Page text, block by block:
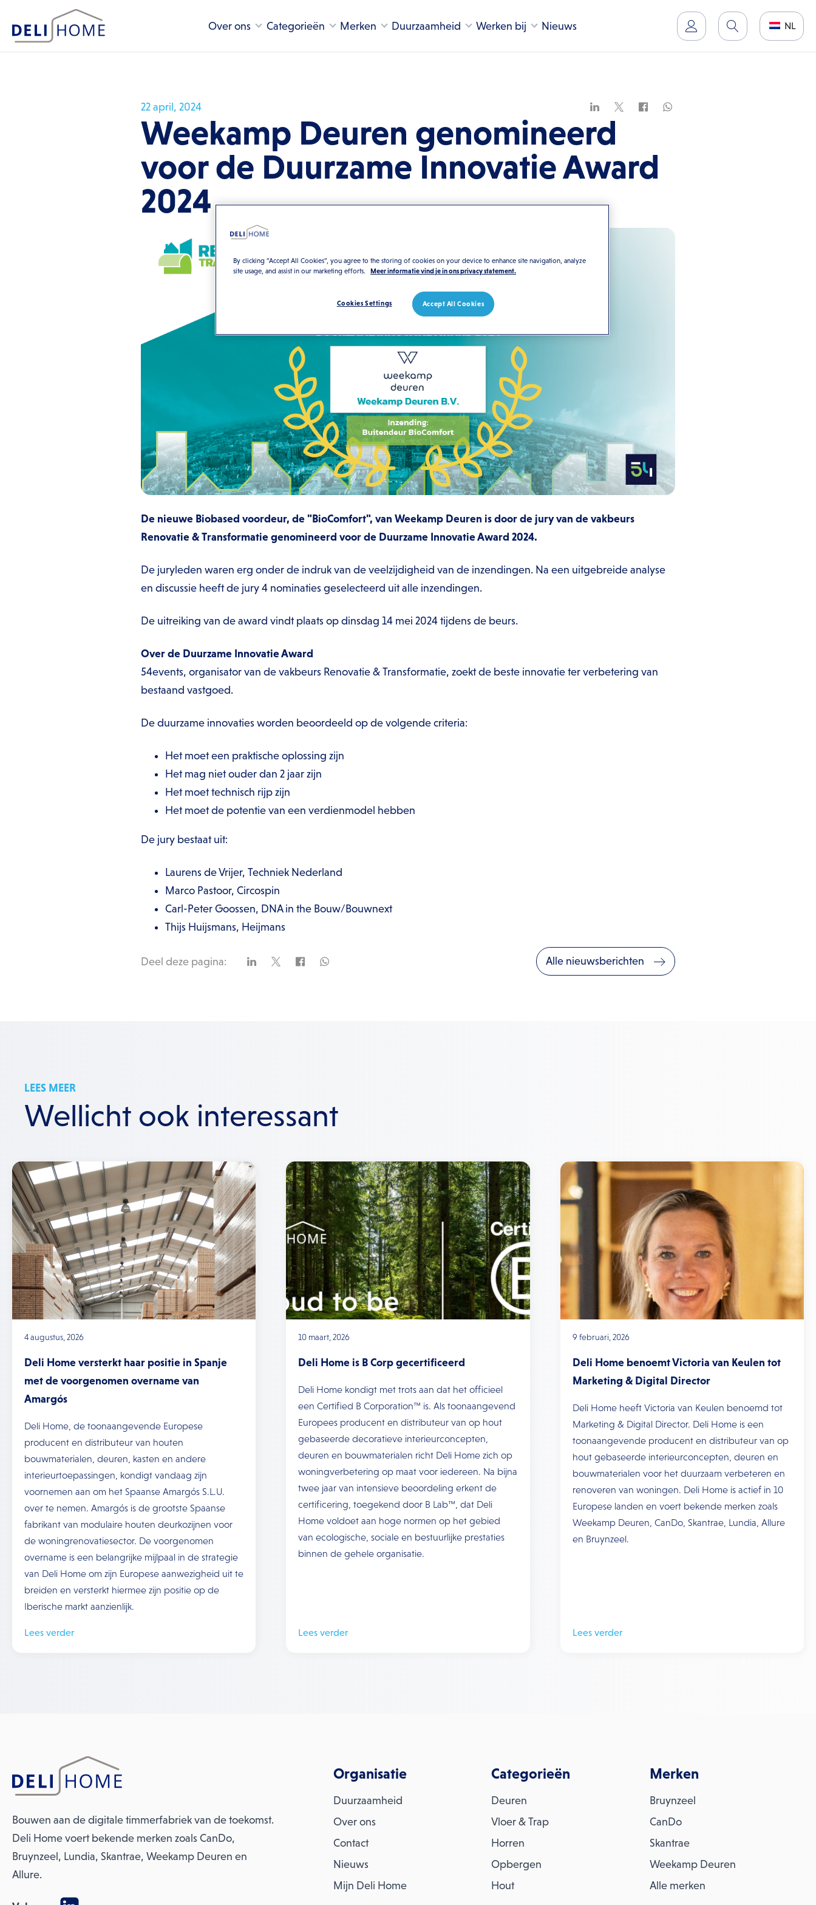
Over ons Categorieën Merken Duurzaamheid Werken bij Nieuws NL
22 april, 2024
Weekamp Deuren genomineerd
voor de Duurzame Innovatie Award
2024
De nieuwe Biobased voordeur, de "BioComfort", van Weekamp Deuren is door de jury van de vakbeurs
Renovatie & Transformatie genomineerd voor de Duurzame Innovatie Award 2024.
De juryleden waren erg onder de indruk van de veelzijdigheid van de inzendingen. Na een uitgebreide analyse
en discussie heeft de jury 4 nominaties geselecteerd uit alle inzendingen.
De uitreiking van de award vindt plaats op dinsdag 14 mei 2024 tijdens de beurs.
Over de Duurzame Innovatie Award
54events, organisator van de vakbeurs Renovatie & Transformatie, zoekt de beste innovatie ter verbetering van
bestaand vastgoed.
De duurzame innovaties worden beoordeeld op de volgende criteria:
Het moet een praktische oplossing zijn
Het mag niet ouder dan 2 jaar zijn
Het moet technisch rijp zijn
Het moet de potentie van een verdienmodel hebben
De jury bestaat uit:
Laurens de Vrijer, Techniek Nederland
Marco Pastoor, Circospin
Carl-Peter Goossen, DNA in the Bouw/Bouwnext
Thijs Huijsmans, Heijmans
Deel deze pagina: Alle nieuwsberichten
LEES MEER
Wellicht ook interessant
4 augustus, 2026
Deli Home versterkt haar positie in Spanje
met de voorgenomen overname van
Amargós
Deli Home, de toonaangevende Europese
producent en distributeur van houten
bouwmaterialen, deuren, kasten en andere
interieurtoepassingen, kondigt vandaag zijn
voornemen aan om het Spaanse Amargós S.L.U.
over te nemen. Amargós is de grootste Spaanse
fabrikant van modulaire houten deurkozijnen voor
de woningrenovatiesector. De voorgenomen
overname is een belangrijke mijlpaal in de strategie
van Deli Home om zijn Europese aanwezigheid uit te
breiden en versterkt hiermee zijn positie op de
Iberische markt aanzienlijk.
Lees verder
10 maart, 2026
Deli Home is B Corp gecertificeerd
Deli Home kondigt met trots aan dat het officieel
een Certified B Corporation™ is. Als toonaangevend
Europees producent en distributeur van op hout
gebaseerde decoratieve interieurconcepten,
deuren en bouwmaterialen richt Deli Home zich op
woningverbetering op maat voor iedereen. Na bijna
twee jaar van intensieve beoordeling erkent de
certificering, toegekend door B Lab™, dat Deli
Home voldoet aan hoge normen op het gebied
van ecologische, sociale en bestuurlijke prestaties
binnen de gehele organisatie.
Lees verder
9 februari, 2026
Deli Home benoemt Victoria van Keulen tot
Marketing & Digital Director
Deli Home heeft Victoria van Keulen benoemd tot
Marketing & Digital Director. Deli Home is een
toonaangevende producent en distributeur van op
hout gebaseerde interieurconcepten, deuren en
bouwmaterialen voor het duurzaam verbeteren en
renoveren van woningen. Deli Home is actief in 10
Europese landen en voert bekende merken zoals
Weekamp Deuren, CanDo, Skantrae, Lundia, Allure
en Bruynzeel.
Lees verder
Bouwen aan de digitale timmerfabriek van de toekomst.
Deli Home voert bekende merken zoals CanDo,
Bruynzeel, Lundia, Skantrae, Weekamp Deuren en
Allure.
Organisatie
Duurzaamheid
Over ons
Contact
Nieuws
Mijn Deli Home
Categorieën
Deuren
Vloer & Trap
Horren
Opbergen
Hout
Merken
Bruynzeel
CanDo
Skantrae
Weekamp Deuren
Alle merken
By clicking “Accept All Cookies”, you agree to the storing of cookies on your device to enhance site navigation, analyze
site usage, and assist in our marketing efforts.
Meer informatie vind je in ons privacy statement.
Accept All Cookies
Cookies Settings